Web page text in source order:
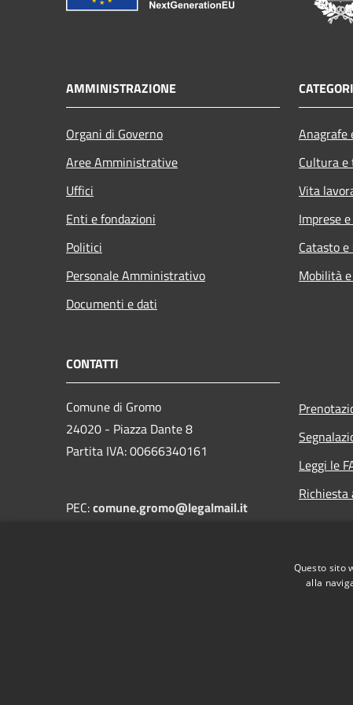
AMMINISTRAZIONE
Organi di Governo
Aree Amministrative
Uffici
Enti e fondazioni
Politici
Personale Amministrativo
Documenti e dati
Anagrafe
Cultura e
Vita
Imprese
Catasto
Mobilità
CONTATTI
Comune di Gromo
24020 - Piazza Dante 8
Partita IVA: 00666340161
PEC:comune.gromo@legalmail.it
Leggi le
Richiesta
Questo sito
alla